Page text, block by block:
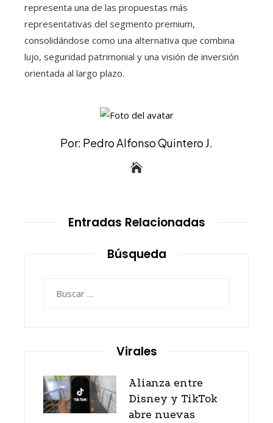
representa una de las propuestas más
representativas del segmento premium,
consolidándose como una alternativa que combina
lujo, seguridad patrimonial y una visión de inversión
orientada al largo plazo.
Por: Pedro Alfonso Quintero J.
Entradas Relacionadas
Búsqueda
Virales
Alianza entre
Disney y TikTok
abre nuevas